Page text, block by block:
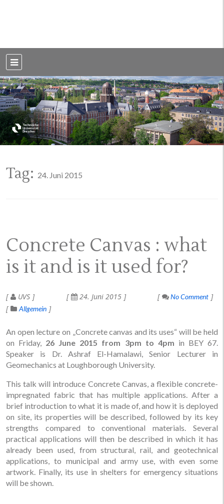
Dresden
Tag: 24. Juni 2015
Concrete Canvas : what
is it and is it used for?
UVS 24. Juni 2015
No Comment
Allgemein
An open lecture on „Concrete canvas and its uses“ will be held
on Friday, 26 June 2015 from 3pm to 4pm in BEY 67.
Speaker is Dr. Ashraf El-Hamalawi, Senior Lecturer in
Geomechanics at Loughborough University.
This talk will introduce Concrete Canvas, a flexible concrete-
impregnated fabric that has multiple applications. After a
brief introduction to what it is made of, and how it is deployed
on site, its properties will be described, followed by its key
strengths compared to conventional materials. Several
practical applications will then be described in which it has
already been used, from structural, rail, and geotechnical
applications, to municipal and army use, with even some
artwork. Finally, its use in shelters for emergency situations
will be shown.